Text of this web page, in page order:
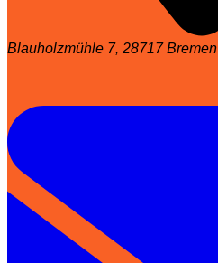
Blauholzmühle 7, 28717 Bremen